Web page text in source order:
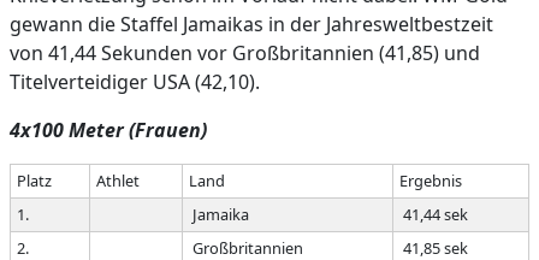
gewann die Staffel Jamaikas in der Jahresweltbestzeit
von 41,44 Sekunden vor Großbritannien (41,85) und
Titelverteidiger USA (42,10).
4x100 Meter (Frauen)
Platz Athlet Land
Ergebnis
1.
Jamaika
41,44 sek
2.
Großbritannien
41,85 sek